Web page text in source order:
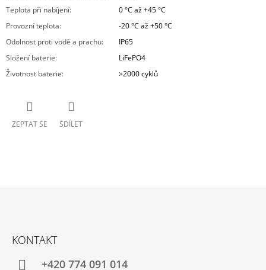
Teplota při nabíjení:
0 °C až +45 °C
Provozní teplota:
-20 °C až +50 °C
Odolnost proti vodě a prachu:
IP65
Složení baterie:
LiFePO4
Životnost baterie: >2000 cyklů
ZEPTAT SE SDÍLET
KONTAKT
+420 774 091 014